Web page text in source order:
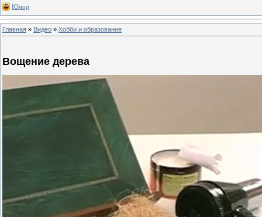
Юмор
Главная » Видео » Хобби и образование
Вощение дерева